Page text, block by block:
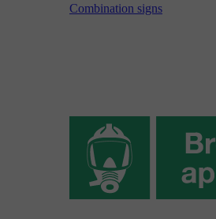
Combination signs